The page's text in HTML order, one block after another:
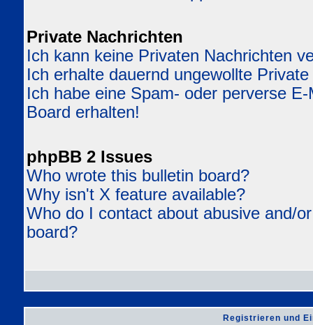
Private Nachrichten
Ich kann keine Privaten Nachrichten
Ich erhalte dauernd ungewollte
Ich habe eine Spam- oder perverse
Board erhalten!
phpBB 2 Issues
Who wrote this bulletin board?
Why isn't X feature available?
Who do I contact about abusive and/
board?
Registrieren und